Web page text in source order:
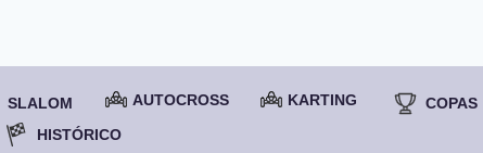
SLALOM AUTOCROSS KARTING COPAS
HISTÓRICO